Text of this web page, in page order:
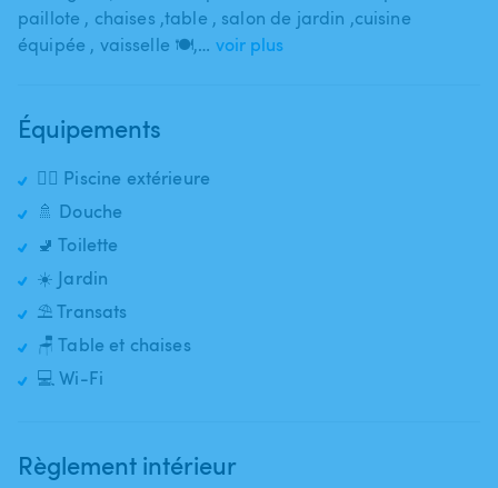
paillote ​,​ chaises ​,​table ​,​ salon de jardin ​,​cuisine
équipée ​,​ vaisselle 🍽​,​… voir plus
Équipements
🏊‍♂️ Piscine extérieure
🚿 Douche
🚽 Toilette
☀️ Jardin
⛱️ Transats
🪑 Table et chaises
💻 Wi-Fi
Règlement intérieur